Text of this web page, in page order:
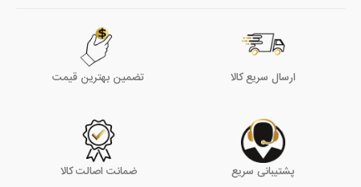
ارسال سریع کالا تضمین بهترین قیمت
پشتیبانی سریع ضمانت اصالت کالا